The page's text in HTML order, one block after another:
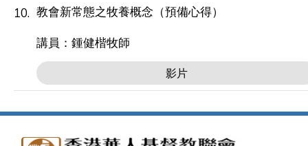
10. 教會新常態之牧養概念（預備心得）
講員：鍾健楷牧師
影片